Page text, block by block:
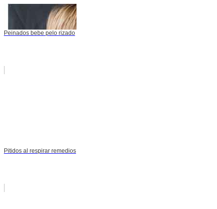
Peinados bebe pelo rizado
Pitidos al respirar remedios